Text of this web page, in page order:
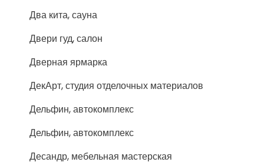
Два кита, сауна
Двери гуд, салон
Дверная ярмарка
ДекАрт, студия отделочных материалов
Дельфин, автокомплекс
Дельфин, автокомплекс
Десандр, мебельная мастерская